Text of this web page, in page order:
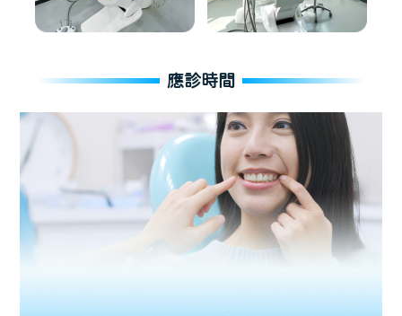
應診時間